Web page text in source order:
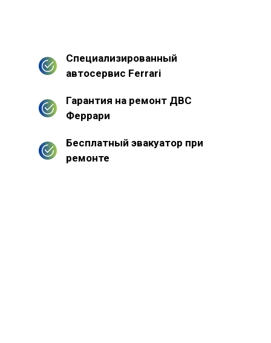
Специализированный
автосервис Ferrari
Гарантия на ремонт ДВС
Феррари
Бесплатный эвакуатор при
ремонте